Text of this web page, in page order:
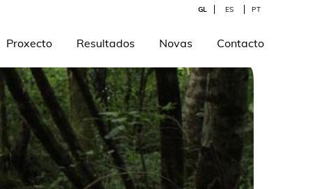
GL ES PT
Proxecto Resultados Novas Contacto